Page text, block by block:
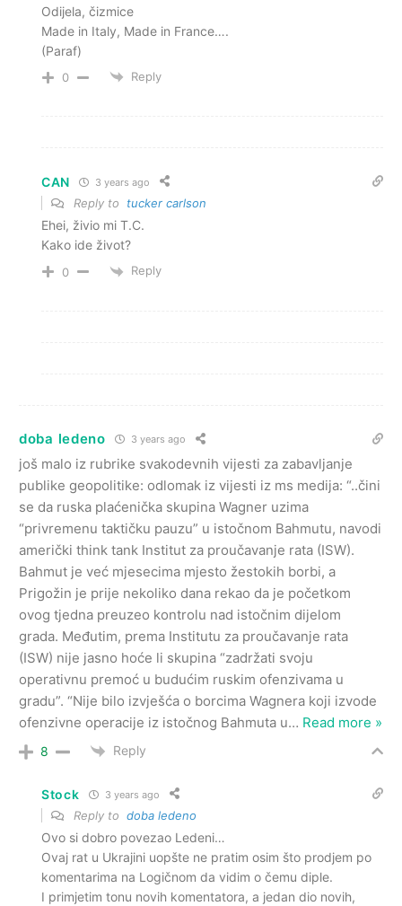
Odijela, čizmice
Made in Italy, Made in France….
(Paraf)
0 Reply
CAN 3 years ago
Reply to tucker carlson
Ehei, živio mi T.C.
Kako ide život?
0 Reply
doba ledeno 3 years ago
još malo iz rubrike svakodevnih vijesti za zabavljanje
publike geopolitike: odlomak iz vijesti iz ms medija: “..čini
se da ruska plaćenička skupina Wagner uzima
“privremenu taktičku pauzu” u istočnom Bahmutu, navodi
američki think tank Institut za proučavanje rata (ISW).
Bahmut je već mjesecima mjesto žestokih borbi, a
Prigožin je prije nekoliko dana rekao da je početkom
ovog tjedna preuzeo kontrolu nad istočnim dijelom
grada. Međutim, prema Institutu za proučavanje rata
(ISW) nije jasno hoće li skupina “zadržati svoju
operativnu premoć u budućim ruskim ofenzivama u
gradu”. “Nije bilo izvješća o borcima Wagnera koji izvode
ofenzivne operacije iz istočnog Bahmuta u… Read more »
8 Reply
Stock 3 years ago
Reply to doba ledeno
Ovo si dobro povezao Ledeni…
Ovaj rat u Ukrajini uopšte ne pratim osim što prodjem po
komentarima na Logičnom da vidim o čemu diple.
I primjetim tonu novih komentatora, a jedan dio novih,